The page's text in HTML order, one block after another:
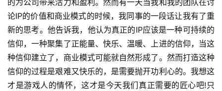
2
5
第
十
三
届
金
的为公司带来活力和盈利。然而有一天当我和我的团队在讨
论IP的价值和商业模式的时候，我同事的一段话让我有了重
新的思考。他告诉我，他认为真正的IP应该是一种可持续的
信仰，一种聚集了正能量、快乐、温暖、上进的信仰，当这
种信仰建立了，商业模式可能就自然形成了。然而打造这种
信仰的过程是艰难又快乐的，是需要抛开功利心的。我想这
才是游戏人的情怀，这才是今天我们真正需要的匠心吧!只